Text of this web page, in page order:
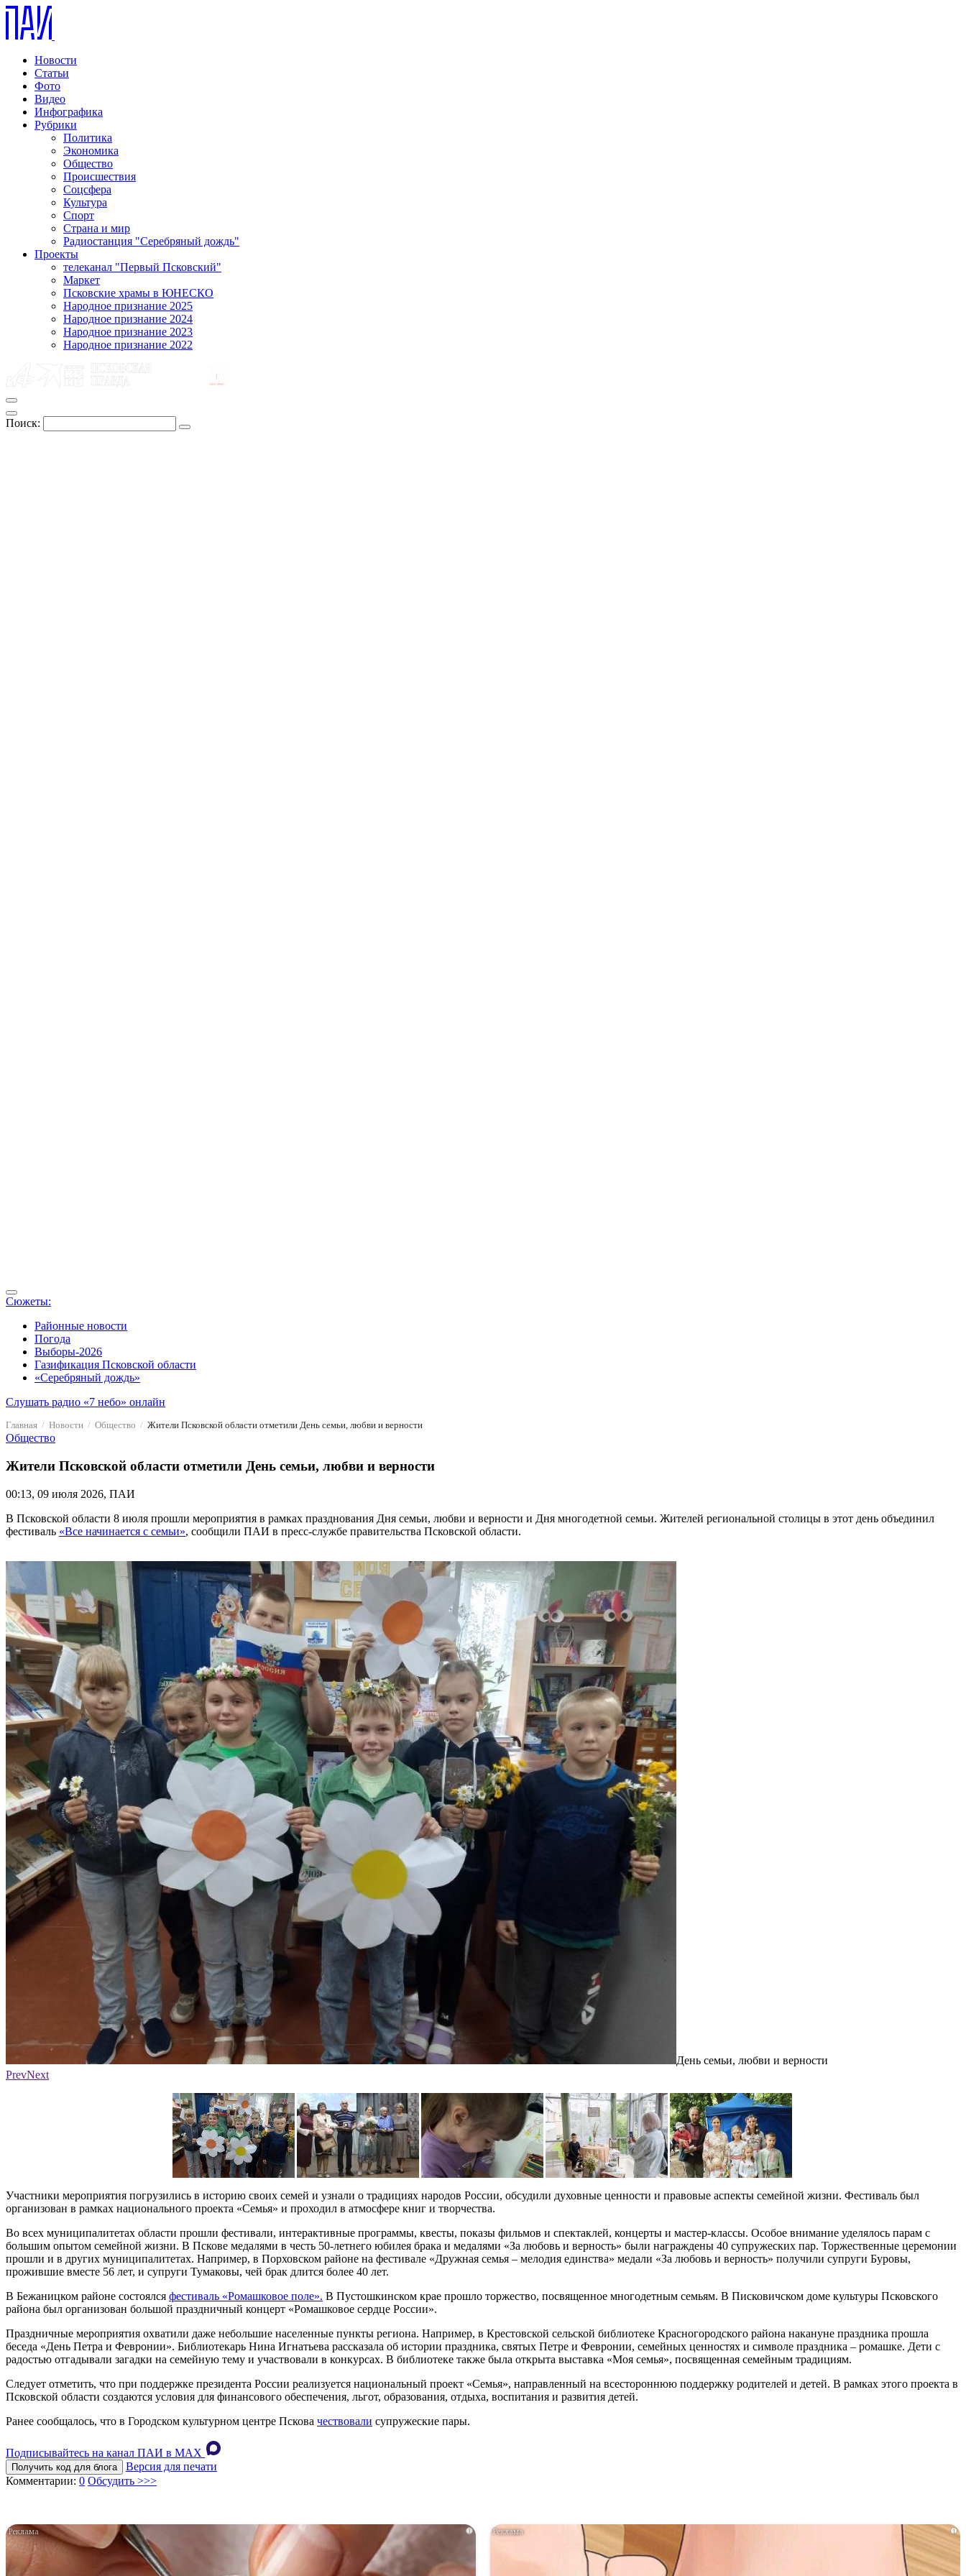
Новости
Статьи
Фото
Видео
Инфографика
Рубрики
Политика
Экономика
Общество
Происшествия
Соцсфера
Культура
Спорт
Страна и мир
Радиостанция "Серебряный дождь"
Проекты
телеканал "Первый Псковский"
Маркет
Псковские храмы в ЮНЕСКО
Народное признание 2025
Народное признание 2024
Народное признание 2023
Народное признание 2022
Поиск:
Сюжеты:
Районные новости
Погода
Выборы-2026
Газификация Псковской области
«Серебряный дождь»
Слушать радио «7 небо» онлайн
Главная Новости Общество Жители Псковской области отметили День семьи, любви и верности
Общество
Жители Псковской области отметили День семьи, любви и верности
00:13, 09 июля 2026, ПАИ
В Псковской области 8 июля прошли мероприятия в рамках празднования Дня семьи, любви и верности и Дня многодетной семьи. Жителей региональной столицы в этот день объединил
фестиваль «Все начинается с семьи», сообщили ПАИ в пресс-службе правительства Псковской области.
День семьи, любви и верности
Фото: районные газеты
PrevNext
Участники мероприятия погрузились в историю своих семей и узнали о традициях народов России, обсудили духовные ценности и правовые аспекты семейной жизни. Фестиваль был
организован в рамках национального проекта «Семья» и проходил в атмосфере книг и творчества.
Во всех муниципалитетах области прошли фестивали, интерактивные программы, квесты, показы фильмов и спектаклей, концерты и мастер-классы. Особое внимание уделялось парам с
большим опытом семейной жизни. В Пскове медалями в честь 50-летнего юбилея брака и медалями «За любовь и верность» были награждены 40 супружеских пар. Торжественные церемонии
прошли и в других муниципалитетах. Например, в Порховском районе на фестивале «Дружная семья – мелодия единства» медали «За любовь и верность» получили супруги Буровы,
прожившие вместе 56 лет, и супруги Тумаковы, чей брак длится более 40 лет.
В Бежаницком районе состоялся фестиваль «Ромашковое поле». В Пустошкинском крае прошло торжество, посвященное многодетным семьям. В Писковичском доме культуры Псковского
района был организован большой праздничный концерт «Ромашковое сердце России».
Праздничные мероприятия охватили даже небольшие населенные пункты региона. Например, в Крестовской сельской библиотеке Красногородского района накануне праздника прошла
беседа «День Петра и Февронии». Библиотекарь Нина Игнатьева рассказала об истории праздника, святых Петре и Февронии, семейных ценностях и символе праздника – ромашке. Дети с
радостью отгадывали загадки на семейную тему и участвовали в конкурсах. В библиотеке также была открыта выставка «Моя семья», посвященная семейным традициям.
Следует отметить, что при поддержке президента России реализуется национальный проект «Семья», направленный на всестороннюю поддержку родителей и детей. В рамках этого проекта в
Псковской области создаются условия для финансового обеспечения, льгот, образования, отдыха, воспитания и развития детей.
Ранее сообщалось, что в Городском культурном центре Пскова чествовали супружеские пары.
Подписывайтесь на канал ПАИ в MAХ
Получить код для блога
Версия для печати
Комментарии: 0 Обсудить >>>
i i